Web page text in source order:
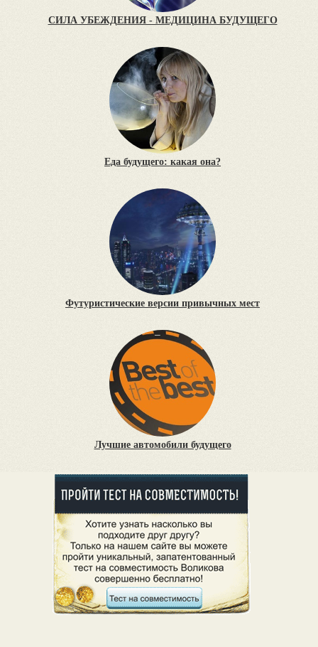
СИЛА УБЕЖДЕНИЯ - МЕДИЦИНА БУДУЩЕГО
Еда будущего: какая она?
Футуристические версии привычных мест
Лучшие автомобили будущего